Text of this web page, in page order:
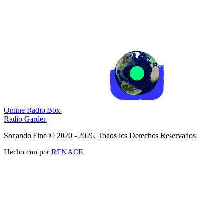
Online Radio Box
Radio Garden
Sonando Fino © 2020 - 2026. Todos los Derechos Reservados
Hecho con porRENACE